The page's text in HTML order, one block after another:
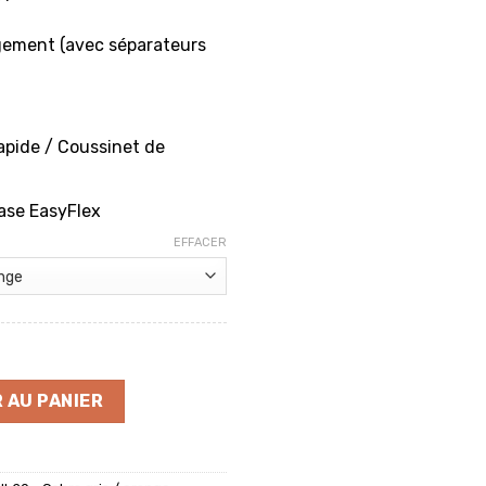
(avec séparateurs
/ Coussinet de
EasyFlex
EFFACER
UltraLight Stand UL20
PANIER